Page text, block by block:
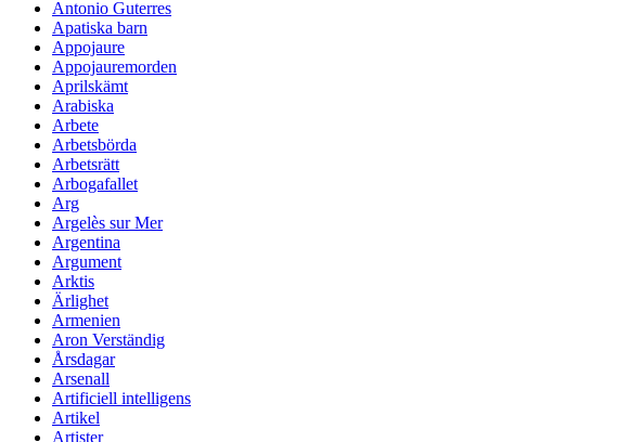
Antonio Guterres
Apatiska barn
Appojaure
Appojauremorden
Aprilskämt
Arabiska
Arbete
Arbetsbörda
Arbetsrätt
Arbogafallet
Arg
Argelès sur Mer
Argentina
Argument
Arktis
Ärlighet
Armenien
Aron Verständig
Årsdagar
Arsenall
Artificiell intelligens
Artikel
Artister